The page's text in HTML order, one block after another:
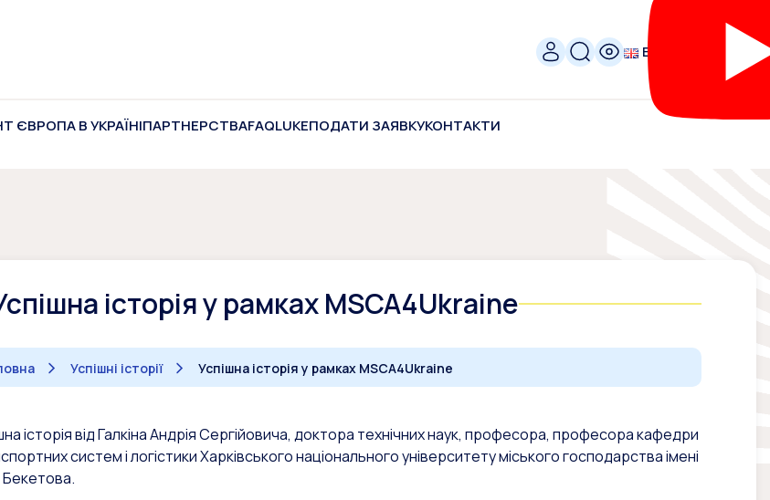
ENG
ЄВРОПА В УКРАЇНІПАРТНЕРСТВАFAQLUKEПОДАТИ ЗАЯВКУКОНТАКТИ
історія у рамках MSCA4Ukraine
Успішні історії Успішна історія у рамках MSCA4Ukraine
історія від Галкіна Андрія Сергійовича, доктора технічних наук, професора, професора кафедри
систем і логістики Харківського національного університету міського господарства імені